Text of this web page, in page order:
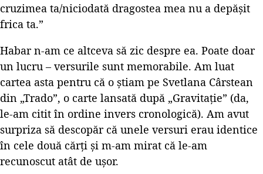
cruzimea ta/niciodată dragostea mea nu a depășit
frica ta.”
Habar n-am ce altceva să zic despre ea. Poate doar
un lucru – versurile sunt memorabile. Am luat
cartea asta pentru că o știam pe Svetlana Cârstean
din „Trado”, o carte lansată după „Gravitație” (da,
le-am citit în ordine invers cronologică). Am avut
surpriza să descopăr că unele versuri erau identice
în cele două cărți și m-am mirat că le-am
recunoscut atât de ușor.